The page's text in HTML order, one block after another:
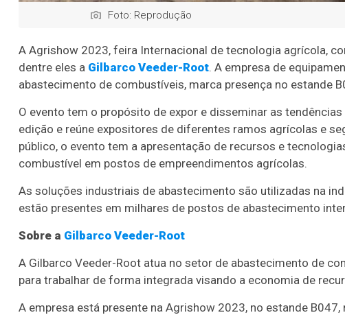
Foto: Reprodução
A Agrishow 2023, feira Internacional de tecnologia agrícola,
dentre eles a Gilbarco Veeder-Root. A empresa de
abastecimento de combustíveis, marca presença no estande
O evento tem o propósito de expor e disseminar as
edição e reúne expositores de diferentes ramos agrícolas e
público, o evento tem a apresentação de recursos e
combustível em postos de empreendimentos agrícolas.
As soluções industriais de abastecimento são utilizadas na
estão presentes em milhares de postos de abastecimento
Sobre a Gilbarco Veeder-Root
A Gilbarco Veeder-Root atua no setor de abastecimento de
para trabalhar de forma integrada visando a economia de
A empresa está presente na Agrishow 2023, no estande